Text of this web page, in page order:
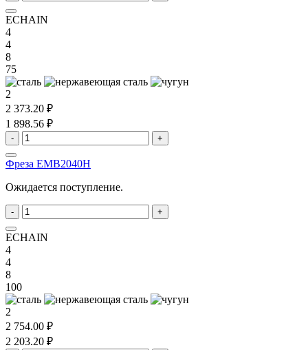
ECHAIN
4
4
8
75
2
2 373.20 ₽
1 898.56 ₽
- +
Фреза EMB2040H
Ожидается поступление.
- +
ECHAIN
4
4
8
100
2
2 754.00 ₽
2 203.20 ₽